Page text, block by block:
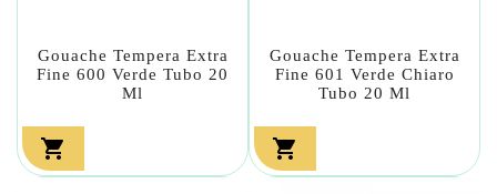
Gouache Tempera Extra
Fine 600 Verde Tubo 20
Ml

Gouache Tempera Extra
Fine 601 Verde Chiaro
Tubo 20 Ml
